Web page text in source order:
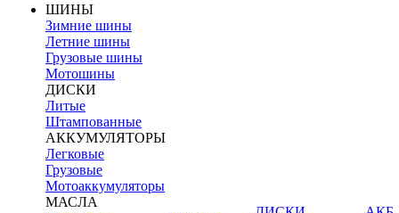
ШИНЫ
Зимние шины
Летние шины
Грузовые шины
Мотошины
ДИСКИ
Литые
Штампованные
АККУМУЛЯТОРЫ
Легковые
Грузовые
Мотоаккумуляторы
МАСЛА